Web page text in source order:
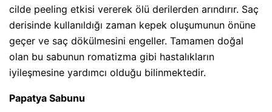
cilde peeling etkisi vererek ölü derilerden arındırır. Saç
derisinde kullanıldığı zaman kepek oluşumunun önüne
geçer ve saç dökülmesini engeller. Tamamen doğal
olan bu sabunun romatizma gibi hastalıkların
iyileşmesine yardımcı olduğu bilinmektedir.
Papatya Sabunu